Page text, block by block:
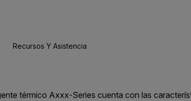
Recursos Y Asistencia
térmico Axxx-Series cuenta con las